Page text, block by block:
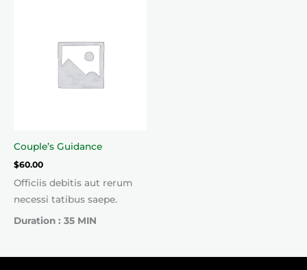
Couple’s Guidance
$60.00
Officiis debitis aut rerum
necessi tatibus saepe.
Duration : 35 MIN